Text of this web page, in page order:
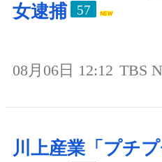
女逮捕
57
08月06日 12:12 TBS
川上産業「プチ